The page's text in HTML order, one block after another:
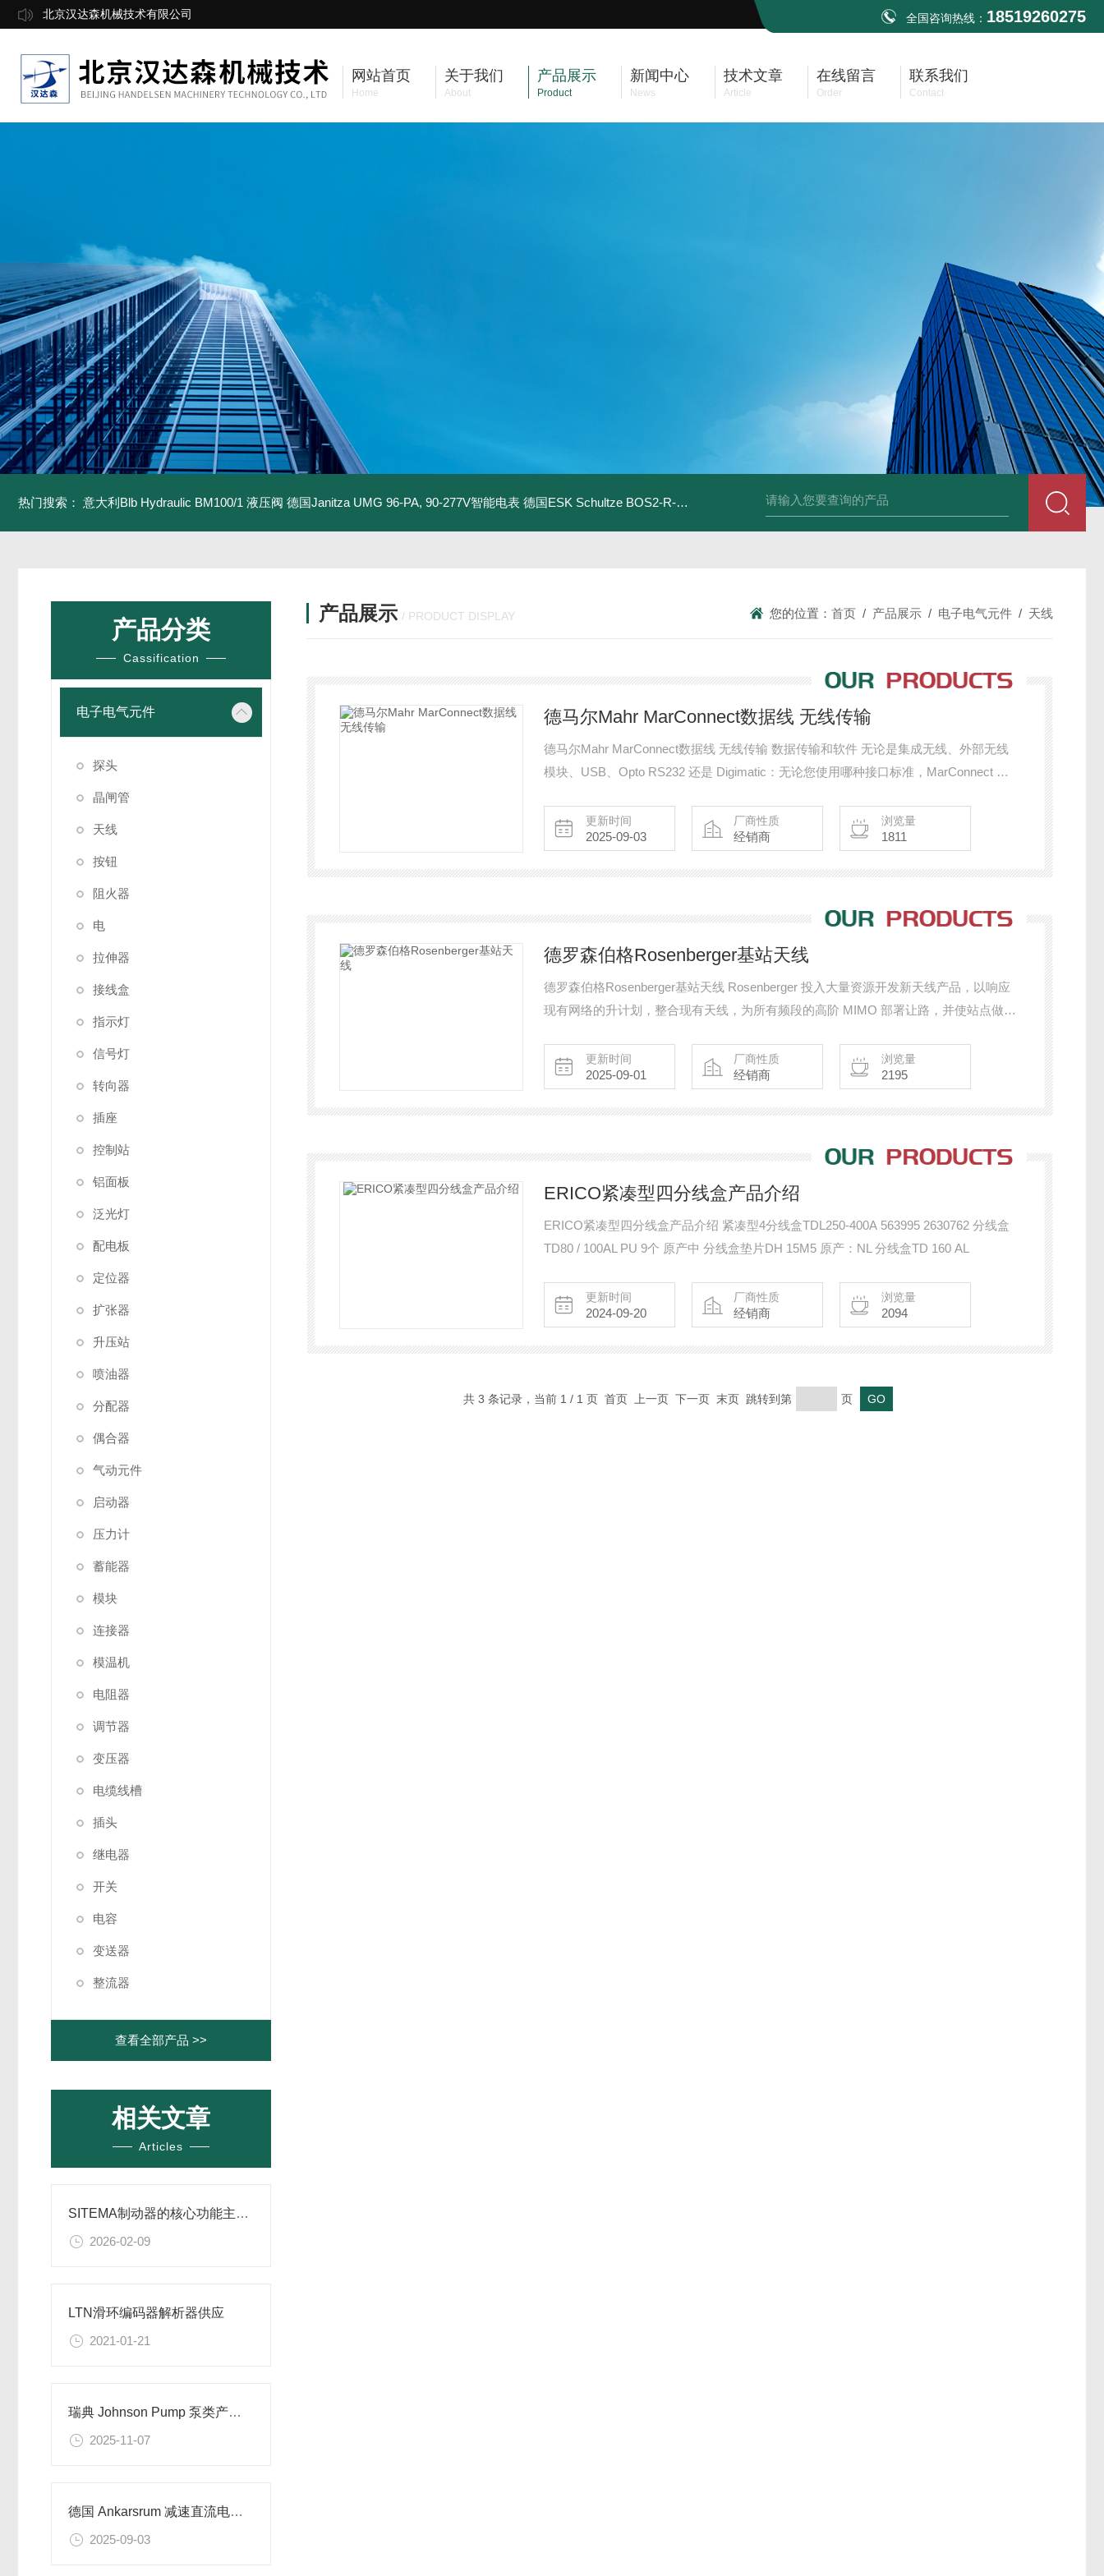
北京汉达森机械技术有限公司 全国咨询热线： 18519260275
网站首页
Home
关于我们
About
产品展示
Product
新闻中心
News
技术文章
Article
在线留言
Order
联系我们
Contact
热门搜索： 意大利Blb Hydraulic BM100/1 液压阀 德国Janitza UMG 96-PA, 90-277V智能电表 德国ESK Schultze BOS2-R-80F 型油分离器 德国Baumüller b maXX 6500伺服电机 德国Bauüller b maXX
产品分类
Cassification
电子电气元件
探头
晶闸管
天线
按钮
阻火器
电
拉伸器
接线盒
指示灯
信号灯
转向器
插座
控制站
铝面板
泛光灯
配电板
定位器
扩张器
升压站
喷油器
分配器
偶合器
气动元件
启动器
压力计
蓄能器
模块
连接器
模温机
电阻器
调节器
变压器
电缆线槽
插头
继电器
开关
电容
变送器
整流器
查看全部产品 >>
相关文章
Articles
SITEMA制动器的核心功能主要体现在以下几个方面
2026-02-09
LTN滑环编码器解析器供应
2021-01-21
瑞典 Johnson Pump 泵类产品特点及使用场景解析
2025-11-07
德国 Ankarsrum 减速直流电机技术选型指导及应用场景
2025-09-03
产品展示 / PRODUCT DISPLAY 您的位置： 首页 / 产品展示 / 电子电气元件 / 天线
德马尔Mahr MarConnect数据线 无线传输
德马尔Mahr MarConnect数据线 无线传输 数据传输和软件 无论是集成无线、外部无线
模块、USB、Opto RS232 还是 Digimatic：无论您使用哪种接口标准，MarConnect 都
更新时间
2025-09-03
厂商性质
经销商
浏览量
1811
德罗森伯格Rosenberger基站天线
德罗森伯格Rosenberger基站天线 Rosenberger 投入大量资源开发新天线产品，以响应
现有网络的升计划，整合现有天线，为所有频段的高阶 MIMO 部署让路，并使站点做好
增加而造成的制，为每个基站扇区提供两个甚单个天线的解决方案。
更新时间
2025-09-01
厂商性质
经销商
浏览量
2195
ERICO紧凑型四分线盒产品介绍
ERICO紧凑型四分线盒产品介绍 紧凑型4分线盒TDL250-400A 563995 2630762 分线盒
TD80 / 100AL PU 9个 原产中 分线盒垫片DH 15M5 原产：NL 分线盒TD 160 AL
更新时间
2024-09-20
厂商性质
经销商
浏览量
2094
共 3 条记录，当前 1 / 1 页 首页 上一页 下一页 末页 跳转到第 页